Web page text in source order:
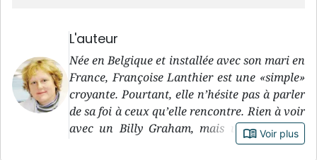
L'auteur
Née en Belgique et installée avec son mari en
France, Françoise Lanthier est une «simple»
croyante. Pourtant, elle n’hésite pas à parler
de sa foi à ceux qu’elle rencontre. Rien à voir
avec un Billy Graham, mais une approche
décomplexée de l’Evangile qui fait du bien.
book_open Voir plus